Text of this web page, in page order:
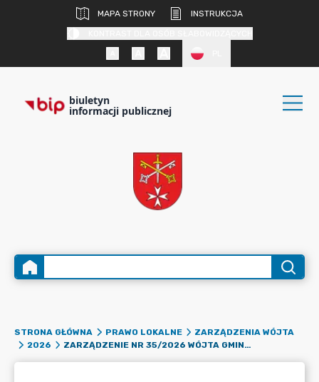
MAPA STRONY
INSTRUKCJA
biuletyn
informacji publicznej
STRONA GŁÓWNA PRAWO LOKALNE
ZARZĄDZENIA WÓJTA
2026
ZARZĄDZENIE NR 35/2026 WÓJTA GMINY KLESZCZEWO Z DNIA 9 KWIETNIA 2026 R. W SPRAWIE: POWOŁANIA KOMISJI REKRUTACYJNEJ DLA PRZEPROWADZENIA NABORU NA WOLNE STANOWISKO URZĘDNICZE – STANOWISKO DS. INWESTYCJI W REFERACIE INFRASTRUKTURY KOMUNALNEJ I INWESTYCJI W URZĘDZIE GMINY KLESZCZEWO